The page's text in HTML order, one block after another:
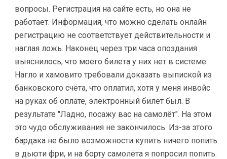
вопросы. Регистрация на сайте есть, но она не
работает. Информация, что можно сделать онлайн
регистрацию не соответствует действительности и
наглая ложь. Наконец через три часа опоздания
выяснилось, что моего билета у них нет в системе.
Нагло и хамовито требовали доказать выпиской из
банковского счёта, что оплатил, хотя у меня инвойс
на руках об оплате, электронный билет был. В
результате "Ладно, посажу вас на самолёт". На этом
это чудо обслуживания не закончилось. Из-за этого
бардака не было возможности купить ничего попить
в дьюти фри, и на борту самолёта я попросил попить.